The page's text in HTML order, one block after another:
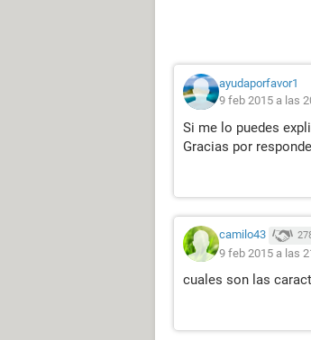
ayudaporfavor1
9 feb 2015 a las
Si me lo puedes
Gracias por
camilo43
9 feb 2015 a las
cuales son las